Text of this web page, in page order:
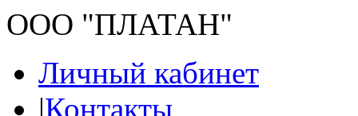
ООО "ПЛАТАН"
Личный кабинет
|Контакты